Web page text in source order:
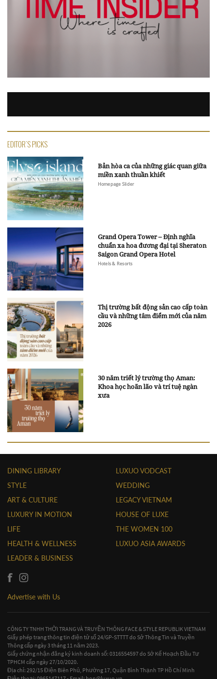
EDITOR'S PICKS
Bản hòa ca của những giác quan giữa
miền xanh thuần khiết
Homepage Slider
Grand Opera Tower – Định nghĩa
chuẩn xa hoa đương đại tại Sheraton
Saigon Grand Opera Hotel
Hotels & Resorts
Thị trường bất động sản cao cấp toàn
cầu và những tâm điểm mới của năm
2026
30 năm triết lý trường thọ Aman:
Khoa học hoãn lão và trí tuệ ngàn
xưa
DINING LIBRARY
STYLE
ART & CULTURE
LUXURY IN MOTION
LIFE
HEALTH & WELLNESS
LEADER & BUSINESS
LUXUO VODCAST
WEDDING
LEGACY VIETNAM
HOUSE OF LUXE
THE WOMEN 100
LUXUO ASIA AWARDS
Advertise with Us
CÔNG TY TNHH THỜI TRANG VÀ TRUYỀN THÔNG FACE & STYLE REPUBLIK VIETNAM
Giấy phép trang thông tin điện tử số 24/GP-STTTT do Sở Thông Tin và Truyền
Thông cấp ngày 3 tháng 11 năm 2023.
Giấy chứng nhận đăng ký kinh doanh số: 0316554597 do Sở Kế Hoạch Đầu Tư
TPHCM cấp ngày 27/10/2020.
Địa chỉ: 292/15 Điện Biên Phủ, Phường 17, Quận Bình Thạnh TP Hồ Chí Minh